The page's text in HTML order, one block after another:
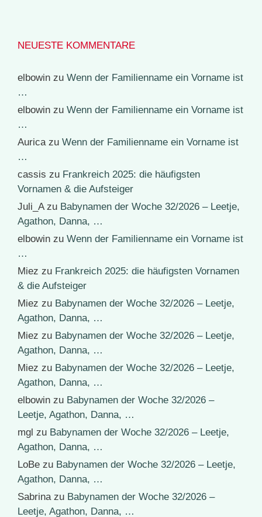
NEUESTE KOMMENTARE
elbowin zu Wenn der Familienname ein Vorname ist
…
elbowin zu Wenn der Familienname ein Vorname ist
…
Auricazu Wenn der Familienname ein Vorname ist
…
cassis zu Frankreich 2025: die häufigsten
Vornamen & die Aufsteiger
Juli_Azu Babynamen der Woche 32/2026 – Leetje,
Agathon, Danna, …
elbowin zu Wenn der Familienname ein Vorname ist
…
Miez zu Frankreich 2025: die häufigsten Vornamen
& die Aufsteiger
Miez zu Babynamen der Woche 32/2026 – Leetje,
Agathon, Danna, …
Miez zu Babynamen der Woche 32/2026 – Leetje,
Agathon, Danna, …
Miez zu Babynamen der Woche 32/2026 – Leetje,
Agathon, Danna, …
elbowin zu Babynamen der Woche 32/2026 –
Leetje, Agathon, Danna, …
mgl zu Babynamen der Woche 32/2026 – Leetje,
Agathon, Danna, …
LoBe zu Babynamen der Woche 32/2026 – Leetje,
Agathon, Danna, …
Sabrinazu Babynamen der Woche 32/2026 –
Leetje, Agathon, Danna, …